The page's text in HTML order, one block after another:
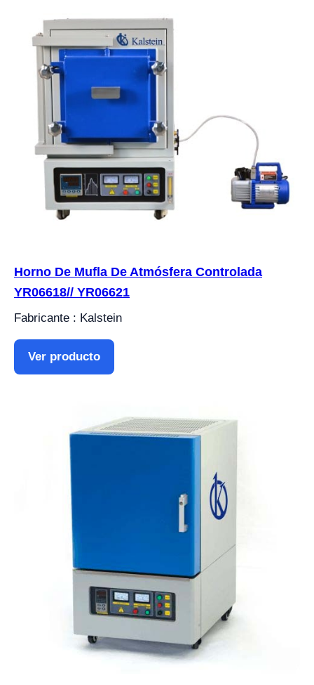
Horno De Mufla De Atmósfera Controlada
YR06618// YR06621
Fabricante : Kalstein
Ver producto